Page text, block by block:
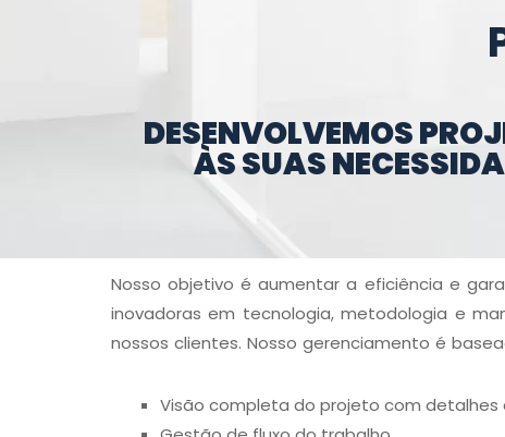
DESENVOLVEMOS
ÀS SUAS
Nosso objetivo é aumentar a eficiência e
inovadoras em tecnologia, metodologia e
nossos clientes. Nosso gerenciamento é
Visão completa do projeto com